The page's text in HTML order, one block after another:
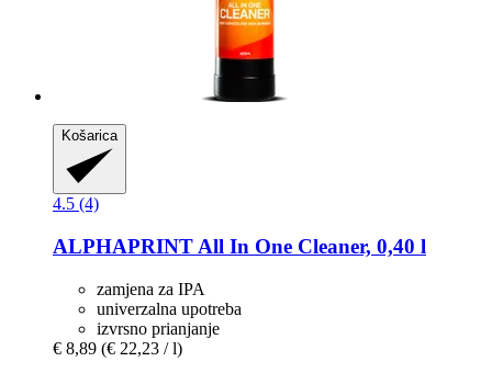
Košarica
4.5 (4)
ALPHAPRINT All In One Cleaner, 0,40 l
zamjena za IPA
univerzalna upotreba
izvrsno prianjanje
€ 8,89 (€ 22,23 / l)